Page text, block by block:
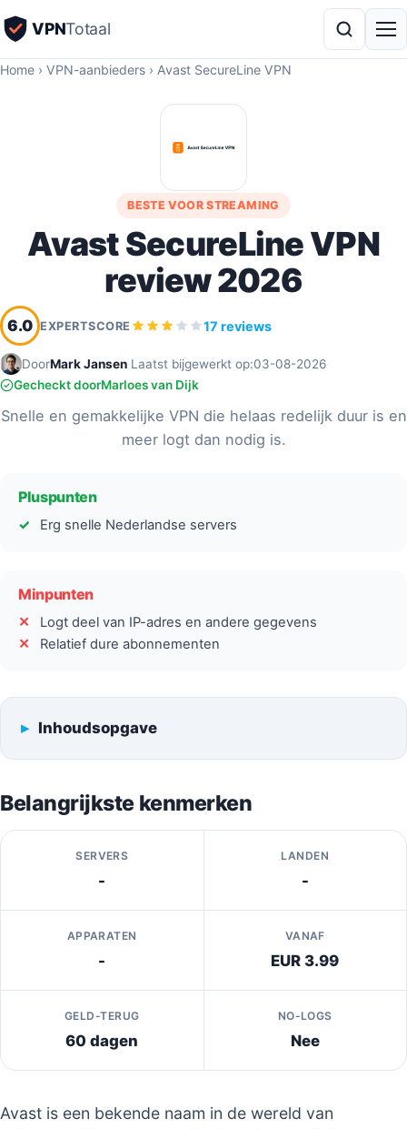
VPNTotaal
Home › VPN-aanbieders › Avast SecureLine VPN
BESTE VOOR STREAMING
Avast SecureLine VPN
review 2026
6.0 EXPERTSCORE 17 reviews
DoorMark Jansen·Laatst bijgewerkt op:03-08-2026·
Gecheckt doorMarloes van Dijk
Snelle en gemakkelijke VPN die helaas redelijk duur is en
meer logt dan nodig is.
Pluspunten
Erg snelle Nederlandse servers
Minpunten
Logt deel van IP-adres en andere gegevens
Relatief dure abonnementen
Inhoudsopgave
Belangrijkste kenmerken
SERVERS
-
LANDEN
-
APPARATEN
-
VANAF
EUR 3.99
GELD-TERUG
60 dagen
NO-LOGS
Nee
Avast is een bekende naam in de wereld van